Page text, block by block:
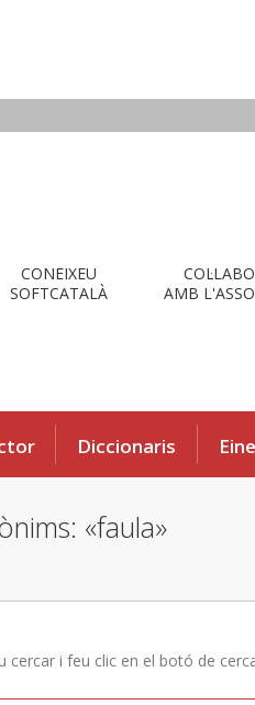
CONEIXEU
SOFTCATALÀ
AMB
Diccionaris
«faula»
cercar i feu clic en el botó de